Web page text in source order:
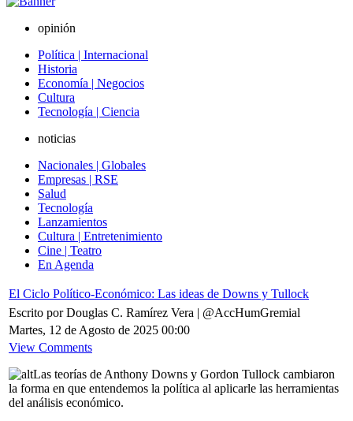
opinión
Política | Internacional
Historia
Economía | Negocios
Cultura
Tecnología | Ciencia
noticias
Nacionales | Globales
Empresas | RSE
Salud
Tecnología
Lanzamientos
Cultura | Entretenimiento
Cine | Teatro
En Agenda
El Ciclo Político-Económico: Las ideas de Downs y Tullock
Escrito por Douglas C. Ramírez Vera | @AccHumGremial
Martes, 12 de Agosto de 2025 00:00
View Comments
Las teorías de Anthony Downs y Gordon Tullock cambiaron
la forma en que entendemos la política al aplicarle las herramientas
del análisis económico.